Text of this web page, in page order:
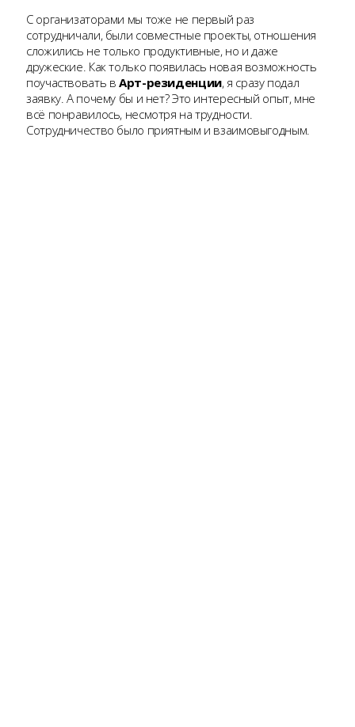
С организаторами мы тоже не первый раз
сотрудничали, были совместные проекты, отношения
сложились не только продуктивные, но и даже
дружеские. Как только появилась новая возможность
поучаствовать в Арт-резиденции, я сразу подал
заявку. А почему бы и нет? Это интересный опыт, мне
всё понравилось, несмотря на трудности.
Сотрудничество было приятным и взаимовыгодным.